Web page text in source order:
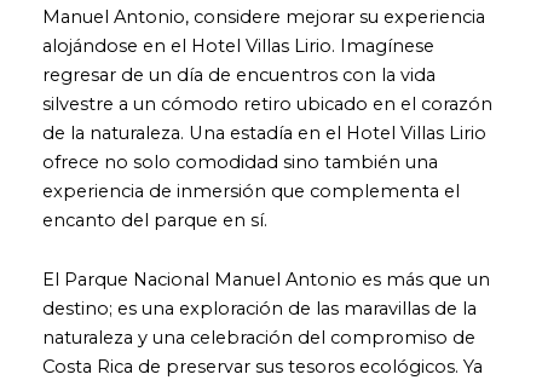
Manuel Antonio, considere mejorar su experiencia
alojándose en el Hotel Villas Lirio. Imagínese
regresar de un día de encuentros con la vida
silvestre a un cómodo retiro ubicado en el corazón
de la naturaleza. Una estadía en el Hotel Villas Lirio
ofrece no solo comodidad sino también una
experiencia de inmersión que complementa el
encanto del parque en sí.
El Parque Nacional Manuel Antonio es más que un
destino; es una exploración de las maravillas de la
naturaleza y una celebración del compromiso de
Costa Rica de preservar sus tesoros ecológicos. Ya